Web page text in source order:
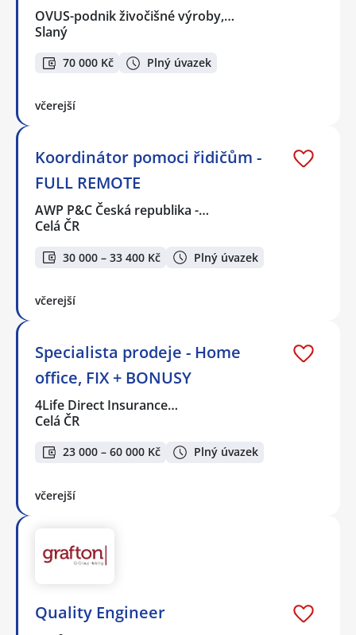
OVUS-podnik živočišné výroby,…
Slaný
70 000 Kč Plný úvazek
včerejší
Koordinátor pomoci řidičům -
FULL REMOTE
AWP P&C Česká republika -…
Celá ČR
30 000 – 33 400 Kč Plný úvazek
včerejší
Specialista prodeje - Home
office, FIX + BONUSY
4Life Direct Insurance…
Celá ČR
23 000 – 60 000 Kč Plný úvazek
včerejší
Quality Engineer